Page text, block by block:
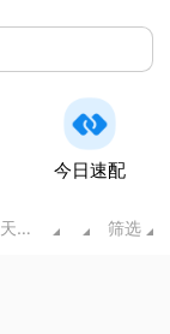
今日速配
天水甘肃 筛选